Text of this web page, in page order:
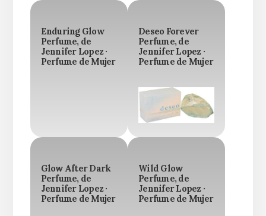
Enduring Glow
Perfume, de
Jennifer Lopez ·
Perfume de Mujer
Deseo Forever
Perfume, de
Jennifer Lopez ·
Perfume de Mujer
Glow After Dark
Perfume, de
Jennifer Lopez ·
Perfume de Mujer
Wild Glow
Perfume, de
Jennifer Lopez ·
Perfume de Mujer